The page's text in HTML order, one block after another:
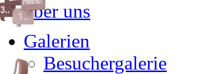
über uns
Galerien
Besuchergalerie